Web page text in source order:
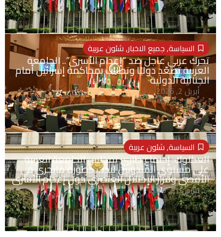
السياسة,جميع الاخبار,شئون عربية
تحرك عربي عاجل ضد “إعدام الأسرى”.. الجامعة
العربية تصعّد دوليًا وتطالب بمحاكمة إسرائيل أمام
الجنائية الدولية
أبريل 2, 2026
السياسة,شئون عربية
العكلوك: إجتماع طارئ لمجلس الجامعة العربية
على مستوى المندوبين لبحث خطورة مايجري في
الأقصى وقرار الإحتلال العنصري حول إعدام الأسرى
مارس 31, 2026